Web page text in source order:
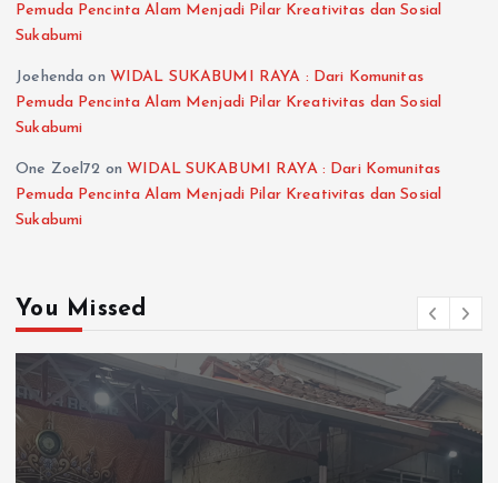
Pemuda Pencinta Alam Menjadi Pilar Kreativitas dan Sosial
Sukabumi
Joehenda on WIDAL SUKABUMI RAYA : Dari Komunitas
Pemuda Pencinta Alam Menjadi Pilar Kreativitas dan Sosial
Sukabumi
One Zoel72 onWIDAL SUKABUMI RAYA : Dari Komunitas
Pemuda Pencinta Alam Menjadi Pilar Kreativitas dan Sosial
Sukabumi
You Missed